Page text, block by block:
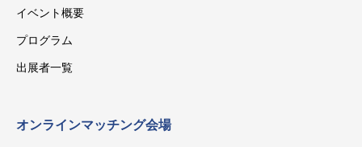
イベント概要
プログラム
出展者一覧
オンラインマッチング会場